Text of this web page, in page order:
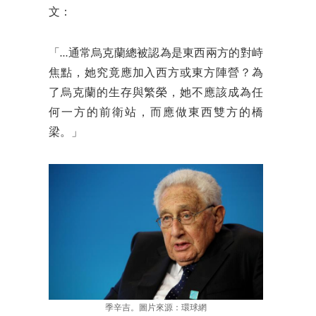
文：
「…通常烏克蘭總被認為是東西兩方的對峙
焦點，她究竟應加入西方或東方陣營？為
了烏克蘭的生存與繁榮，她不應該成為任
何一方的前衛站，而應做東西雙方的橋
梁。」
季辛吉。圖片來源：環球網